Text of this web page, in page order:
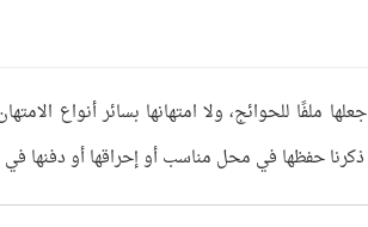
ملفًا للحوائج، ولا امتهانها بسائر أنواع
ذكرنا حفظها في محل مناسب أو إحراقها أو دفنها